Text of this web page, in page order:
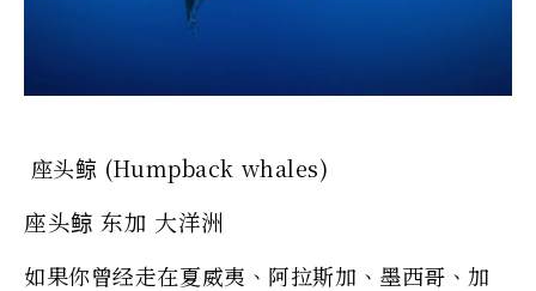
座头鲸 (Humpback whales)
座头鲸 东加 大洋洲
如果你曾经走在夏威夷、阿拉斯加、墨西哥、加